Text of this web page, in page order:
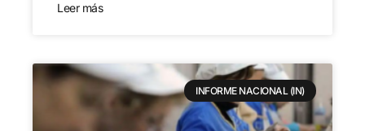
Leer más
INFORME NACIONAL (IN)